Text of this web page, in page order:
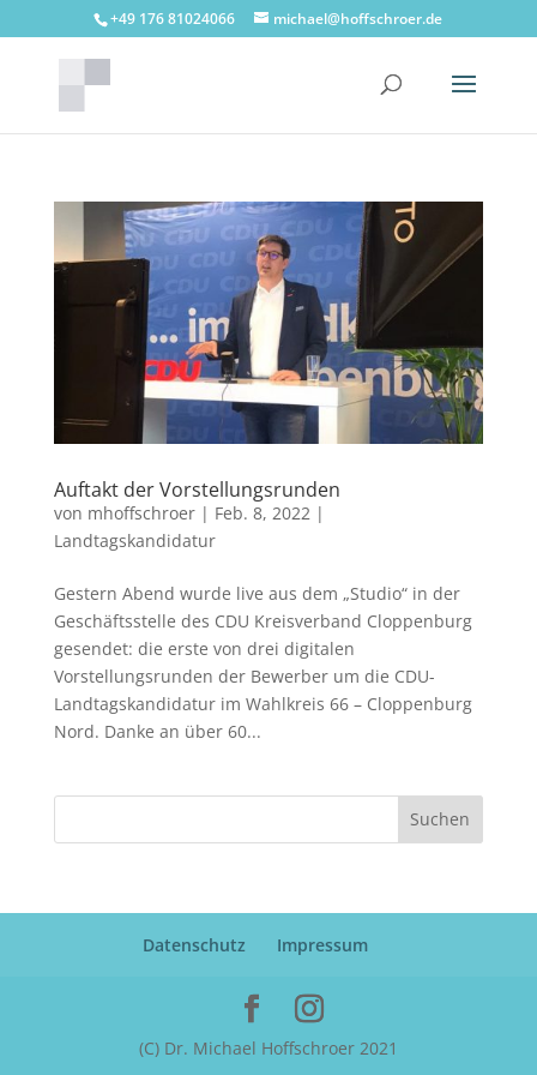
+49 176 81024066 michael@hoffschroer.de
Auftakt der Vorstellungsrunden
von mhoffschroer| Feb. 8, 2022 |
Landtagskandidatur
Gestern Abend wurde live aus dem „Studio“ in der
Geschäftsstelle des CDU Kreisverband Cloppenburg
gesendet: die erste von drei digitalen
Vorstellungsrunden der Bewerber um die CDU-
Landtagskandidatur im Wahlkreis 66 – Cloppenburg
Nord. Danke an über 60...
Suchen
Datenschutz Impressum
(C) Dr. Michael Hoffschroer 2021